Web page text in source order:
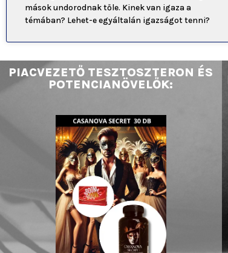
mások undorodnak tőle. Kinek van igaza a
témában? Lehet-e egyáltalán igazságot tenni?
PIACVEZETŐ TESZTOSZTERON ÉS
POTENCIANÖVELŐK: